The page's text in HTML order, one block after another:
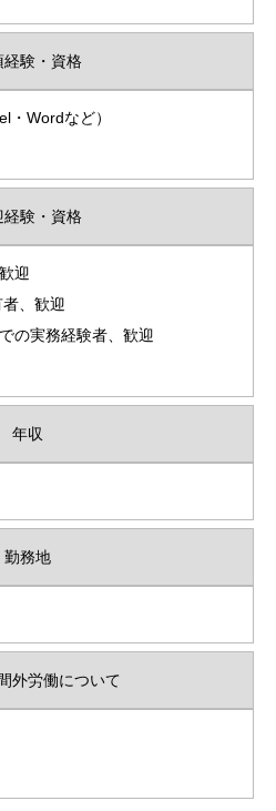
経験・資格
・Wordなど）
経験・資格
迎
、歓迎
の実務経験者、歓迎
年収
勤務地
外労働について